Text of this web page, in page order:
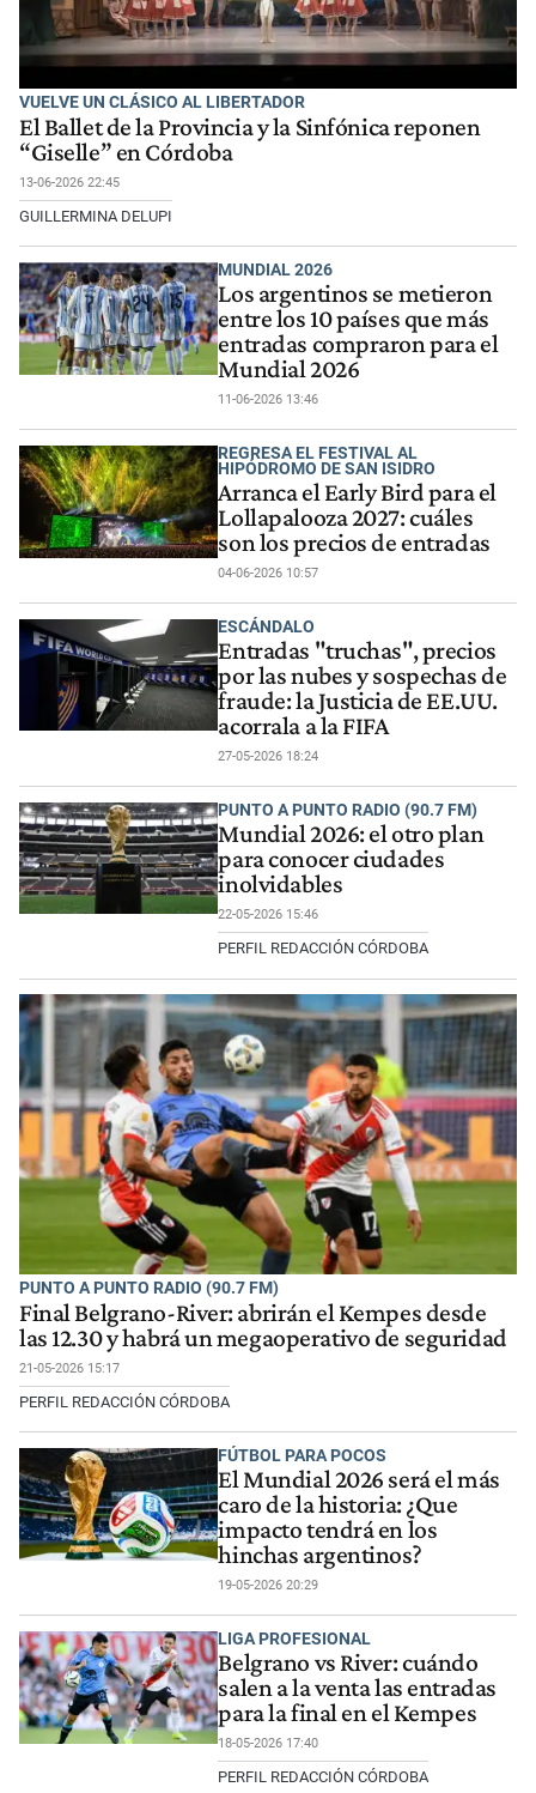
VUELVE UN CLÁSICO AL LIBERTADOR
El Ballet de la Provincia y la Sinfónica reponen
“Giselle” en Córdoba
13-06-2026 22:45
GUILLERMINA DELUPI
MUNDIAL 2026
Los argentinos se metieron
entre los 10 países que más
entradas compraron para el
Mundial 2026
11-06-2026 13:46
REGRESA EL FESTIVAL AL
HIPÓDROMO DE SAN ISIDRO
Arranca el Early Bird para el
Lollapalooza 2027: cuáles
son los precios de entradas
04-06-2026 10:57
ESCÁNDALO
Entradas "truchas", precios
por las nubes y sospechas de
fraude: la Justicia de EE.UU.
acorrala a la FIFA
27-05-2026 18:24
PUNTO A PUNTO RADIO (90.7 FM)
Mundial 2026: el otro plan
para conocer ciudades
inolvidables
22-05-2026 15:46
PERFIL REDACCIÓN CÓRDOBA
PUNTO A PUNTO RADIO (90.7 FM)
Final Belgrano-River: abrirán el Kempes desde
las 12.30 y habrá un megaoperativo de seguridad
21-05-2026 15:17
PERFIL REDACCIÓN CÓRDOBA
FÚTBOL PARA POCOS
El Mundial 2026 será el más
caro de la historia: ¿Que
impacto tendrá en los
hinchas argentinos?
19-05-2026 20:29
LIGA PROFESIONAL
Belgrano vs River: cuándo
salen a la venta las entradas
para la final en el Kempes
18-05-2026 17:40
PERFIL REDACCIÓN CÓRDOBA